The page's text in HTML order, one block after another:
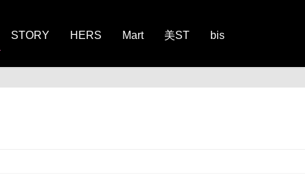
STORY HERS Mart 美ST bis